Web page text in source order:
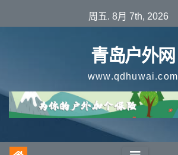
至
周五. 8月 7th, 2026
青岛户外网
www.qdhuwai.com